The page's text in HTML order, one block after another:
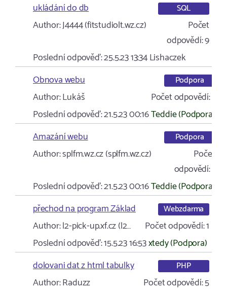
ukládání do db
SQL
Author:J4444 (fitstudiolt.wz.cz)
Počet
odpovědí:9
Poslední odpověď:25.5.23 13:34Lishaczek
Obnova webu
Podpora
Author:Lukáš Počet odpovědí:1
Poslední odpověď:21.5.23 00:16Teddie (Podpora)
Amazání webu
Podpora
Author:splfm.wz.cz (splfm.wz.cz)
Počet
odpovědí:1
Poslední odpověď:21.5.23 00:16Teddie (Podpora)
přechod na program Základ
Webzdarma
Author:l2-pick-up.xf.cz (l2… Počet odpovědí:1
Poslední odpověď:15.5.23 16:53xtedy (Podpora)
dolovani dat z html tabulky
PHP
Author:Raduzz Počet odpovědí:5